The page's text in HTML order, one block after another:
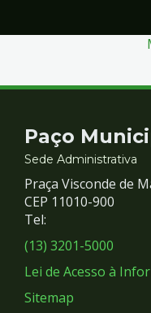
Contato
e
Redes
Sociais
Paço
Sede Administrativa
Praça Visconde de
CEP 11010-900
Tel:
(13) 3201-5000
Lei de Acesso à
Sitemap